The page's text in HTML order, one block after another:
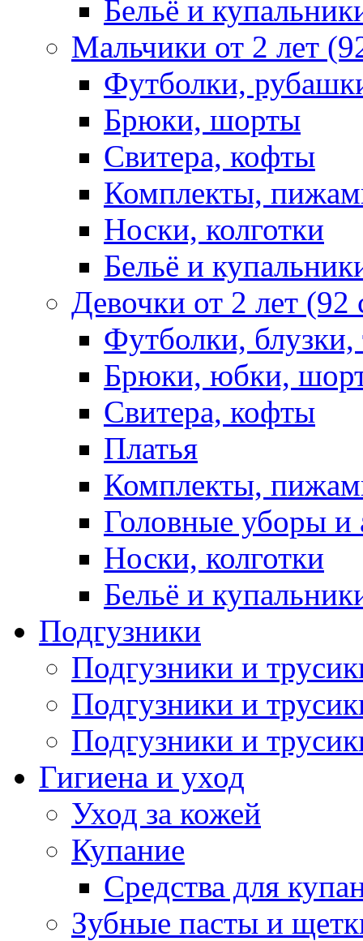
Бельё и
Мальчики от 2 лет
Футболки,
Брюки, шорты
Свитера, кофты
Комплекты,
Носки, колготки
Бельё и
Девочки от 2 лет
Футболки,
Брюки, юбки,
Свитера, кофты
Платья
Комплекты,
Головные уборы и
Носки, колготки
Бельё и
Подгузники
Подгузники и
Подгузники и
Подгузники и
Гигиена и уход
Уход за кожей
Купание
Средства для
Зубные пасты и